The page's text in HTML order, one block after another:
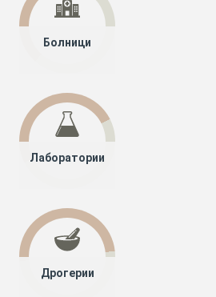
Болници
Лаборатории
Дрогерии